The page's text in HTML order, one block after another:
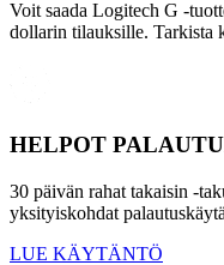
Voit saada Logitech G -
dollarin tilauksille. Tarkista
HELPOT
30 päivän rahat takaisin -
yksityiskohdat
LUE KÄYTÄNTÖ